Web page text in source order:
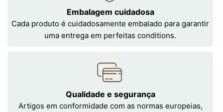
Embalagem cuidadosa
Cada produto é cuidadosamente embalado para garantir
uma entrega em perfeitas conditions.
Qualidade e segurança
Artigos em conformidade com as normas europeias,